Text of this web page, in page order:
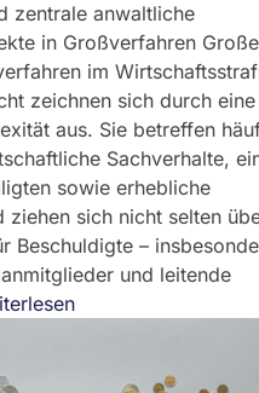
zentrale anwaltliche
in Großverfahren
im
zeichnen sich durch eine
aus. Sie betreffen
Sachverhalte,
sowie erhebliche
ziehen sich nicht selten
Beschuldigte –
und leitende